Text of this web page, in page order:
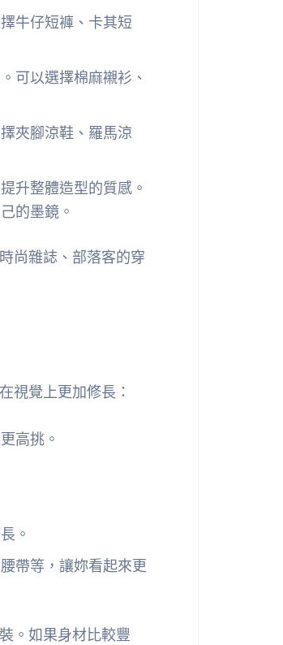
牛仔短褲、卡其短
可以選擇棉麻襯衫、
夾腳涼鞋、羅馬涼
升整體造型的質感。
的墨鏡。
尚雜誌、部落客的穿
視覺上更加修長：
高挑。
。
帶等，讓妳看起來更
。如果身材比較豐